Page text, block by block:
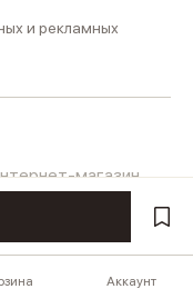
Аккаунт
и рекламных
магазин